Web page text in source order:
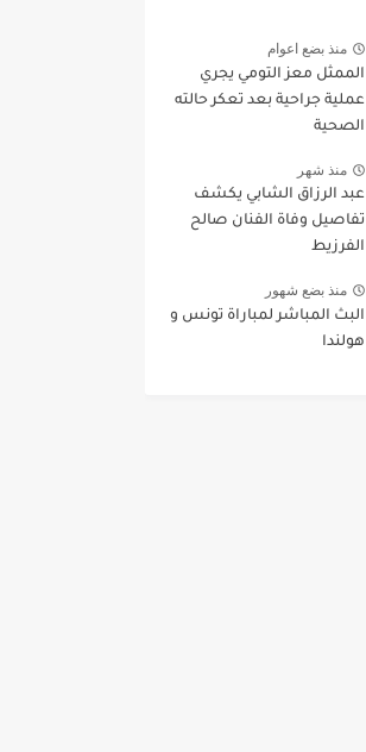
منذ بضع اعوام
الممثل معز التومي يجري
عملية جراحية بعد تعكر حالته
الصحية
منذ شهر
عبد الرزاق الشابي يكشف
تفاصيل وفاة الفنان صالح
الفرزيط
منذ بضع شهور
البث المباشر لمباراة تونس و
هولندا